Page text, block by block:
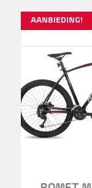
AANBIEDING!